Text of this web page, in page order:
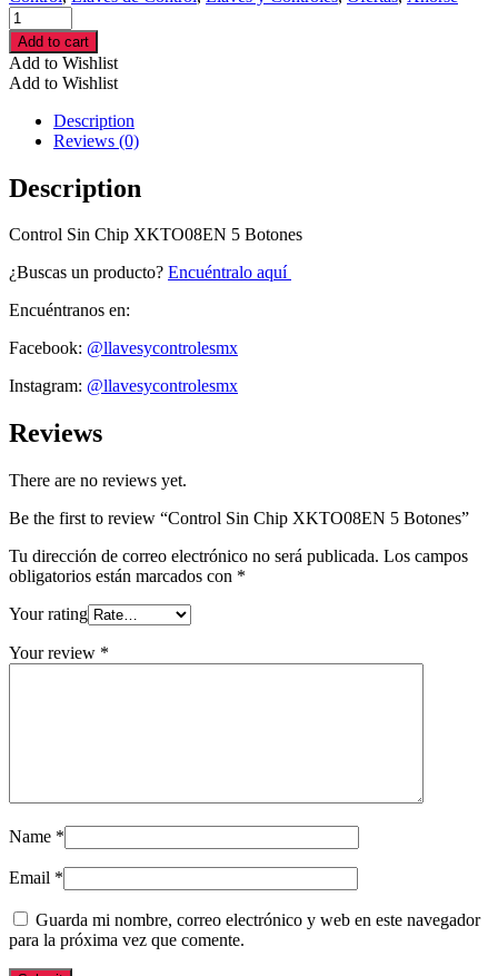
Control
Sin
Chip
XKTO08EN
5
Botones
cantidad
Add to cart
Add to Wishlist
Add to Wishlist
Description
Reviews (0)
Description
Control Sin Chip XKTO08EN 5 Botones
¿Buscas un producto? Encuéntralo aquí
Encuéntranos en:
Facebook: @llavesycontrolesmx
Instagram: @llavesycontrolesmx
Reviews
There are no reviews yet.
Be the first to review “Control Sin Chip XKTO08EN 5 Botones”
Tu dirección de correo electrónico no será publicada. Los campos
obligatorios están marcados con *
Your rating
Your review *
Name *
Email *
Guarda mi nombre, correo electrónico y web en este navegador
para la próxima vez que comente.